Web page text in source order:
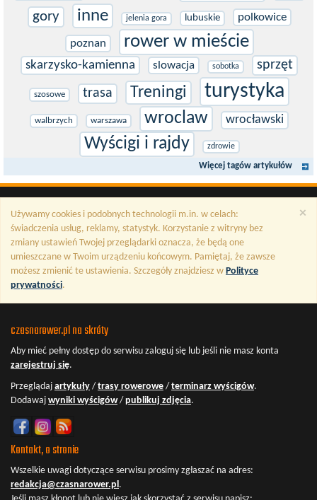
gory inne jelenia gora lubuskie polkowice
poznan rower w mieście
skarzysko-kamienna slowacja sobotka sprzęt
szosowe trasa Treningi turystyka
walbrzych warszawa wroclaw wrocławski
Wyścigi i rajdy zdrowie
Więcej tagów artykułów
×
Używamy cookies i podobnych technologii m.in. w celach:
świadczenia usług, reklamy, statystyk. Korzystanie z witryny bez
zmiany ustawień Twojej przeglądarki oznacza, że będą one
umieszczane w Twoim urządzeniu końcowym. Pamiętaj, że zawsze
możesz zmienić te ustawienia. Szczegóły znajdziesz w Polityce
prywatności.
czasnarower.pl na skróty
Aby mieć pełny dostęp do serwisu zaloguj się lub jeśli nie masz konta
zarejestruj się.
Przeglądaj artykuły / trasy rowerowe / terminarz wyścigów.
Dodawaj wyniki wyścigów/ publikuj zdjęcia.
Kontakt, o stronie
Wszelkie uwagi dotyczące serwisu prosimy zgłaszać na adres:
redakcja@czasnarower.pl.